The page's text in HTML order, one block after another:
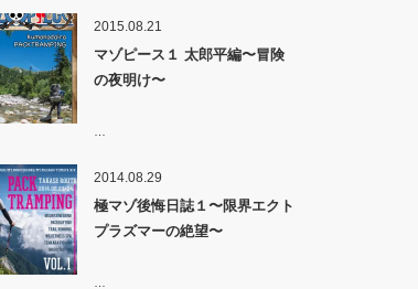
2015.08.21
マゾピース１ 太郎平編〜冒険
の夜明け〜
2014.08.29
極マゾ後悔日誌１〜限界エクト
プラズマーの絶望〜